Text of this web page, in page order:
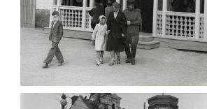
ПАВІЛЬЙОН МОРОЗИВА
Фото